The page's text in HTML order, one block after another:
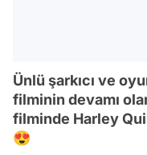
Ünlü şarkıcı ve
filminin devamı
filminde Harley
😍